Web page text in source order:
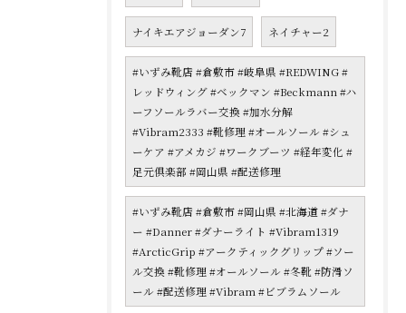
ナイキエアジョーダン7 ネイチャー2
#いずみ靴店 #倉敷市 #岐阜県 #REDWING #
レッドウィング #ベックマン #Beckmann #ハ
ーフソールラバー交換 #加水分解
#Vibram2333 #靴修理 #オールソール #シュ
ーケア #アメカジ #ワークブーツ #経年変化 #
足元倶楽部 #岡山県 #配送修理
#いずみ靴店 #倉敷市 #岡山県 #北海道 #ダナ
ー #Danner #ダナーライト #Vibram1319
#ArcticGrip #アークティックグリップ #ソー
ル交換 #靴修理 #オールソール #冬靴 #防滑ソ
ール #配送修理 #Vibram #ビブラムソール